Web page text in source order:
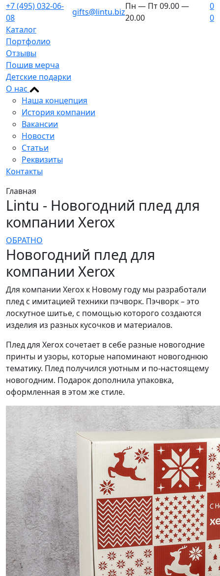
+7 (495) 032-06-
08
gifts@lintu.biz
Пн — Пт 09.00 —
20.00
0
0
Каталог
Портфолио
Отзывы
Пошив мерча
Детские подарки
О нас
Наша концепция
История компании
Вакансии
Новости
Статьи
Реквизиты
Контакты
Главная
Lintu - Новогодний плед для
компании Xerox
ОБРАТНО
Новогодний плед для
компании Xerox
Для компании Xerox к Новому году мы разработали
плед с имитацией техники пэчворк. Пэчворк – это
лоскутное шитье, с помощью которого создаются
изделия из разных кусочков и материалов.
Плед для Xerox сочетает в себе разные новогодние
принты и узоры, которые напоминают новогоднюю
тематику. Плед получился уютным и по-настоящему
новогодним. Подарок дополнила упаковка,
оформленная в этом же стиле.